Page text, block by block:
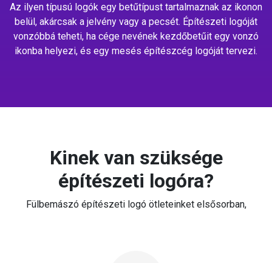
Az ilyen típusú logók egy betűtípust tartalmaznak az ikonon
belül, akárcsak a jelvény vagy a pecsét. Építészeti logóját
vonzóbbá teheti, ha cége nevének kezdőbetűit egy vonzó
ikonba helyezi, és egy mesés építészcég logóját tervezi.
Kinek van szüksége
építészeti logóra?
Fülbemászó építészeti logó ötleteinket elsősorban,